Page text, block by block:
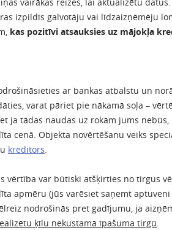
izpildīs galvotāju vai līdzaizņēmēju
kas pozitīvi atsauksies uz mājokļa
ar bankas atbalstu un
varat pāriet pie nākamā soļa –
ja tādas naudas uz rokām jums
cenā. Objekta novērtēšanu veiks
kreditors.
vērtība var būtiski atšķirties no tirgus
apmēru (jūs varēsiet saņemt aptuveni
nodrošinās pret gadījumu, ja
ķīlu nekustamā īpašuma tirgū.